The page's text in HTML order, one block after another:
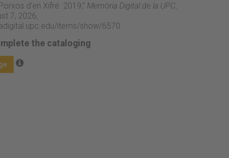
d'en Xifré. 2019,” Memòria Digital de la UPC,
7, 2026,
items/show/6570
the cataloging